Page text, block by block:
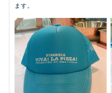
ます。